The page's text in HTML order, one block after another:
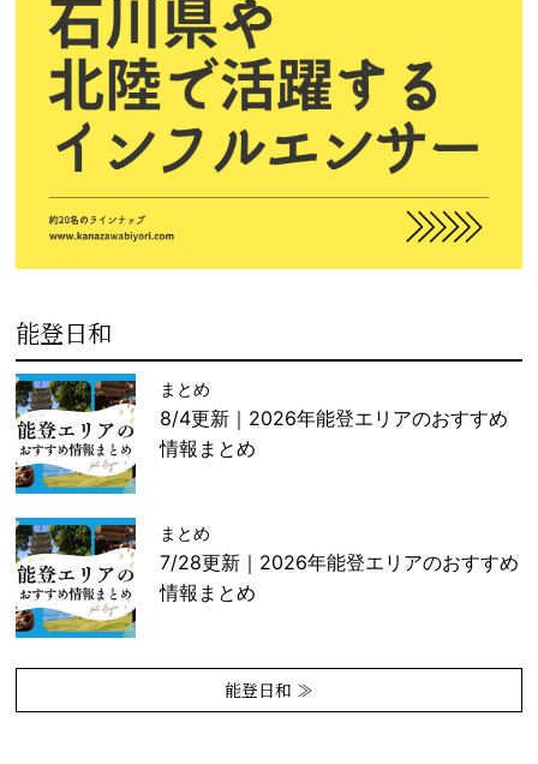
能登日和
まとめ
8/4更新｜2026年能登エリアのおすすめ
情報まとめ
まとめ
7/28更新｜2026年能登エリアのおすすめ
情報まとめ
能登日和 ≫